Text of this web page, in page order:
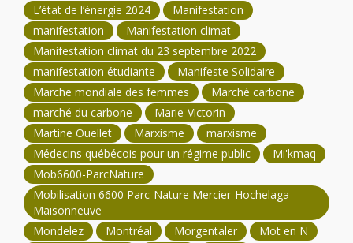
L’état de l’énergie 2024
Manifestation
manifestation
Manifestation climat
Manifestation climat du 23 septembre 2022
manifestation étudiante
Manifeste Solidaire
Marche mondiale des femmes
Marché carbone
marché du carbone
Marie-Victorin
Martine Ouellet
Marxisme
marxisme
Médecins québécois pour un régime public
Mi'kmaq
Mob6600-ParcNature
Mobilisation 6600 Parc-Nature Mercier-Hochelaga-
Maisonneuve
Mondelez
Montréal Morgentaler
Mot en N